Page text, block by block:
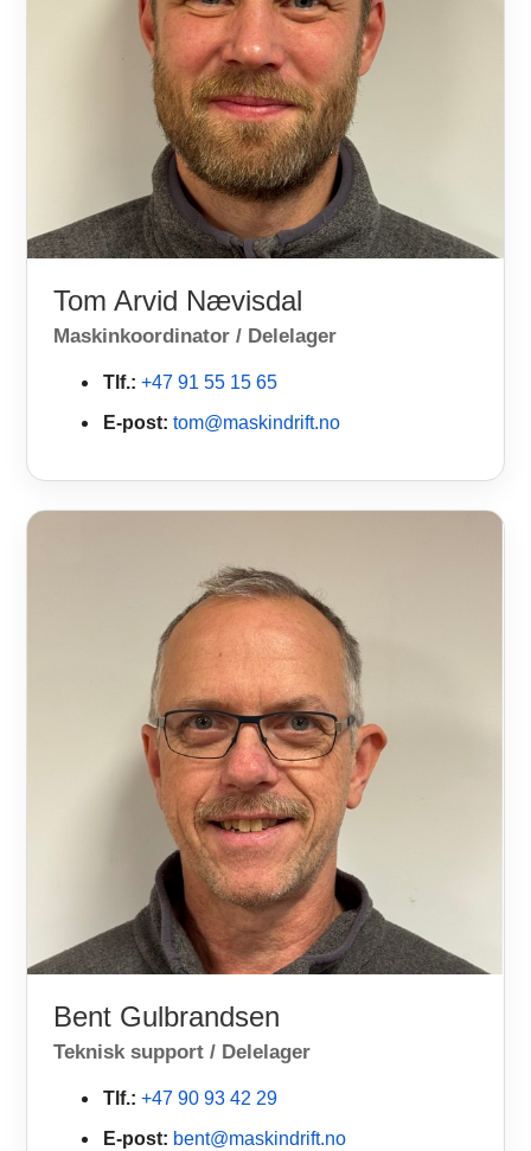
Tom Arvid Nævisdal
Maskinkoordinator / Delelager
Tlf.: +47 91 55 15 65
E-post: tom@maskindrift.no
Bent Gulbrandsen
Teknisk support / Delelager
Tlf.: +47 90 93 42 29
E-post: bent@maskindrift.no